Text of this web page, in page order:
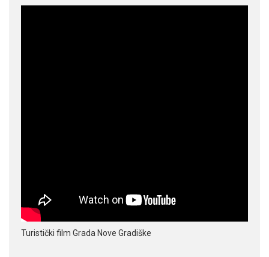
Turistički film Grada Nove Gradiške